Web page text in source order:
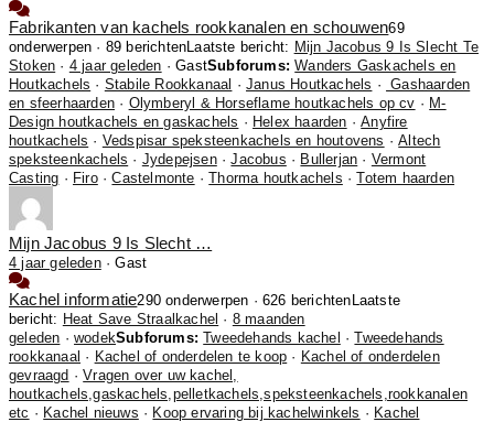
Fabrikanten van kachels rookkanalen en schouwen69
onderwerpen · 89 berichten Laatste bericht: Mijn Jacobus 9 Is Slecht Te
Stoken · 4 jaar geleden · GastSubforums: Wanders Gaskachels en
Houtkachels · Stabile Rookkanaal ·Janus Houtkachels ·
Gashaarden
en sfeerhaarden · Olymberyl & Horseflame houtkachels op cv · M-
Design houtkachels en gaskachels · Helex haarden ·Anyfire
houtkachels · Vedspisar speksteenkachels en houtovens ·Altech
speksteenkachels · Jydepejsen·Jacobus · Bullerjan · Vermont
Casting · Firo·Castelmonte ·Thorma houtkachels ·Totem haarden
Mijn Jacobus 9 Is Slecht …
4 jaar geleden·Gast
Kachel informatie290 onderwerpen · 626 berichten Laatste
bericht: Heat Save Straalkachel · 8 maanden
geleden ·wodekSubforums: Tweedehands kachel ·Tweedehands
rookkanaal · Kachel of onderdelen te koop · Kachel of onderdelen
gevraagd ·Vragen over uw kachel,
houtkachels,gaskachels,pelletkachels,speksteenkachels,rookkanalen
etc · Kachel nieuws · Koop ervaring bij kachelwinkels · Kachel